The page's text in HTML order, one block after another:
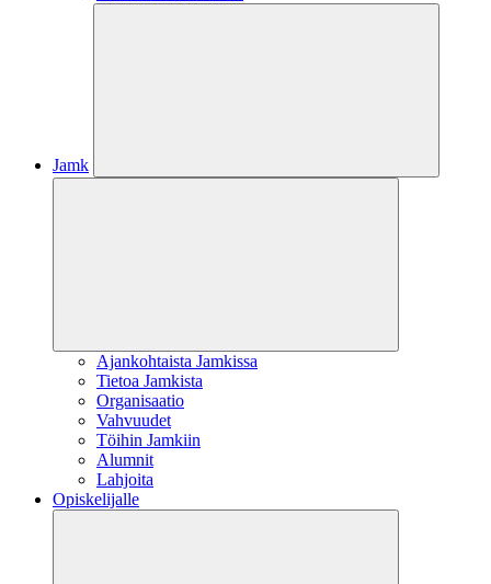
Jamk
Ajankohtaista Jamkissa
Tietoa Jamkista
Organisaatio
Vahvuudet
Töihin Jamkiin
Alumnit
Lahjoita
Opiskelijalle